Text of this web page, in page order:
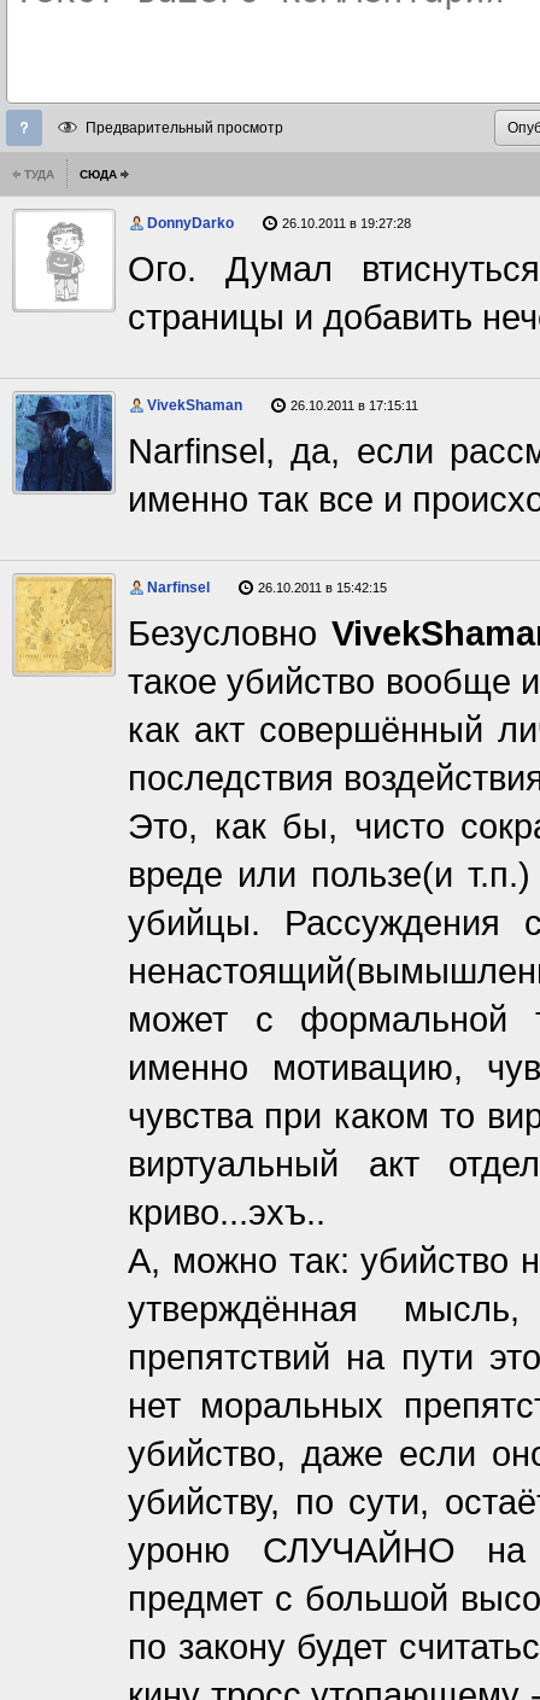
Предварительный просмотр
ТУДА СЮДА
DonnyDarko 26.10.2011 в 19:27:28
Ого. Думал
страницы и добавить
VivekShaman 26.10.2011 в 17:15:11
Narfinsel, да, если
именно так все и
Narfinsel 26.10.2011 в 15:42:15
Безусловно
такое убийство вообще
как акт совершённый
последствия
Это, как бы, чисто
вреде или пользе(и
убийцы. Рассуждения
может с формальной
именно мотивацию,
чувства при каком то
виртуальный акт
криво...эхъ..
А, можно так: убийство
утверждённая
препятствий на пути
нет моральных
убийство, даже если
убийству, по сути,
уроню СЛУЧАЙНО на
предмет с большой
по закону будет